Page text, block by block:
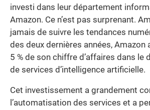
investi dans leur département
Amazon. Ce n’est pas surprenant.
jamais de suivre les tendances
des deux dernières années, Amazon
5 % de son chiffre d’affaires dans le
de services d’intelligence artificielle.
Cet investissement a grandement
l’automatisation des services et a